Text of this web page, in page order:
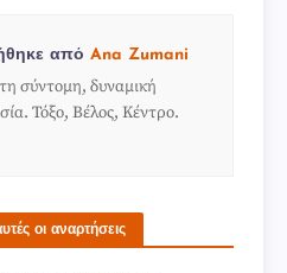
από Ana Zumani
σύντομη, δυναμική
Τόξο, Βέλος, Κέντρο.
οι αναρτήσεις